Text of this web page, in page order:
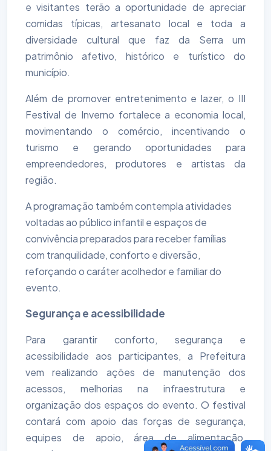
e visitantes terão a oportunidade de apreciar
comidas típicas, artesanato local e toda a
diversidade cultural que faz da Serra um
patrimônio afetivo, histórico e turístico do
município.
Além de promover entretenimento e lazer, o III
Festival de Inverno fortalece a economia local,
movimentando o comércio, incentivando o
turismo e gerando oportunidades para
empreendedores, produtores e artistas da
região.
A programação também contempla atividades
voltadas ao público infantil e espaços de
convivência preparados para receber famílias
com tranquilidade, conforto e diversão,
reforçando o caráter acolhedor e familiar do
evento.
Segurança e acessibilidade
Para garantir conforto, segurança e
acessibilidade aos participantes, a Prefeitura
vem realizando ações de manutenção dos
acessos, melhorias na infraestrutura e
organização dos espaços do evento. O festival
contará com apoio das forças de segurança,
equipes de apoio, área de alimentação,